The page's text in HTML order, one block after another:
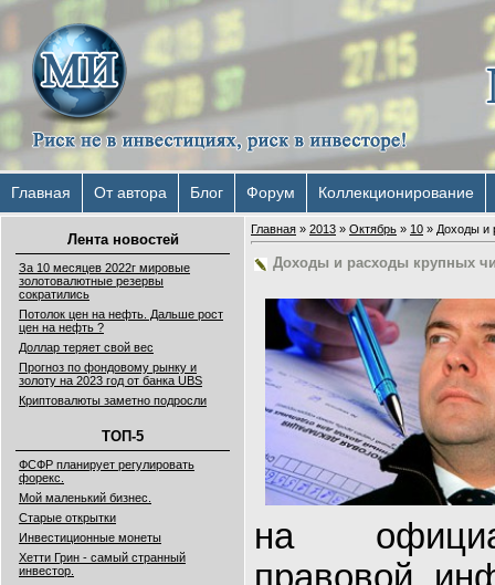
Главная От автора Блог Форум Коллекционирование
Лента новостей
За 10 месяцев 2022г мировые
золотовалютные резервы
сократились
Потолок цен на нефть. Дальше рост
цен на нефть ?
Доллар теряет свой вес
Прогноз по фондовому рынку и
золоту на 2023 год от банка UBS
Криптовалюты заметно подросли
ТОП-5
ФСФР планирует регулировать
форекс.
Мой маленький бизнес.
Старые открытки
Инвестиционные монеты
Хетти Грин - самый странный
инвестор.
Главная » 2013 » Октябрь » 10 » Доходы и
Доходы и расходы крупных
на